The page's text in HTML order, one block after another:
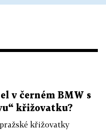
v černém BMW s
křižovatku?
křižovatky